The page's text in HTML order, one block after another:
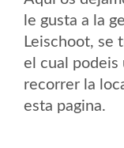
le gusta a la
Leischoot, se
el cual podeis
recorrer la
esta pagina.